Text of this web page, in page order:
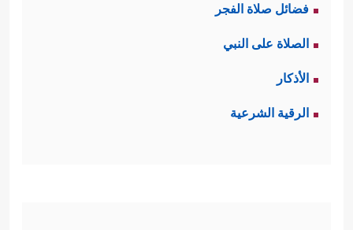
فضائل صلاة الفجر
الصلاة على النبي
الأذكار
الرقية الشرعية